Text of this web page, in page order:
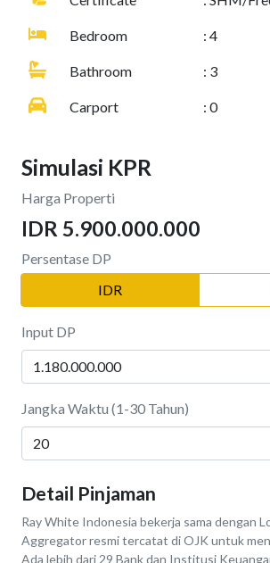
Bedroom : 4
Bathroom : 3
Carport : 0
Simulasi KPR
Harga Properti
IDR 5.900.000.000
Persentase DP
IDR
Input DP
Jangka Waktu (1-30 Tahun)
Detail Pinjaman
Ray White Indonesia bekerja sama dengan
Aggregator resmi tercatat di OJK untuk
Ada lebih dari 29 Bank dan Institusi